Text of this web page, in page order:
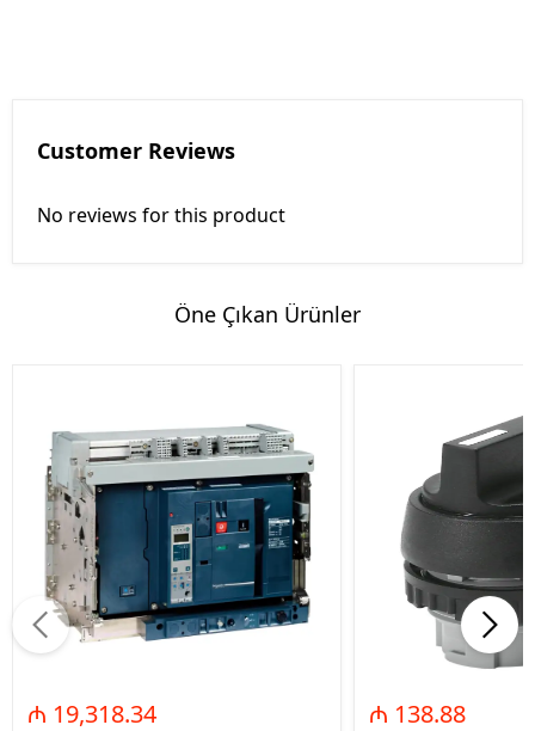
Customer Reviews
No reviews for this product
Öne Çıkan Ürünler
₼ 19,318.34 ₼ 138.88